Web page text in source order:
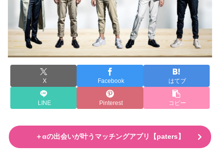
X Facebook はてブ
LINE Pinterest コピー
＋αの出会いが叶うマッチングアプリ【paters】